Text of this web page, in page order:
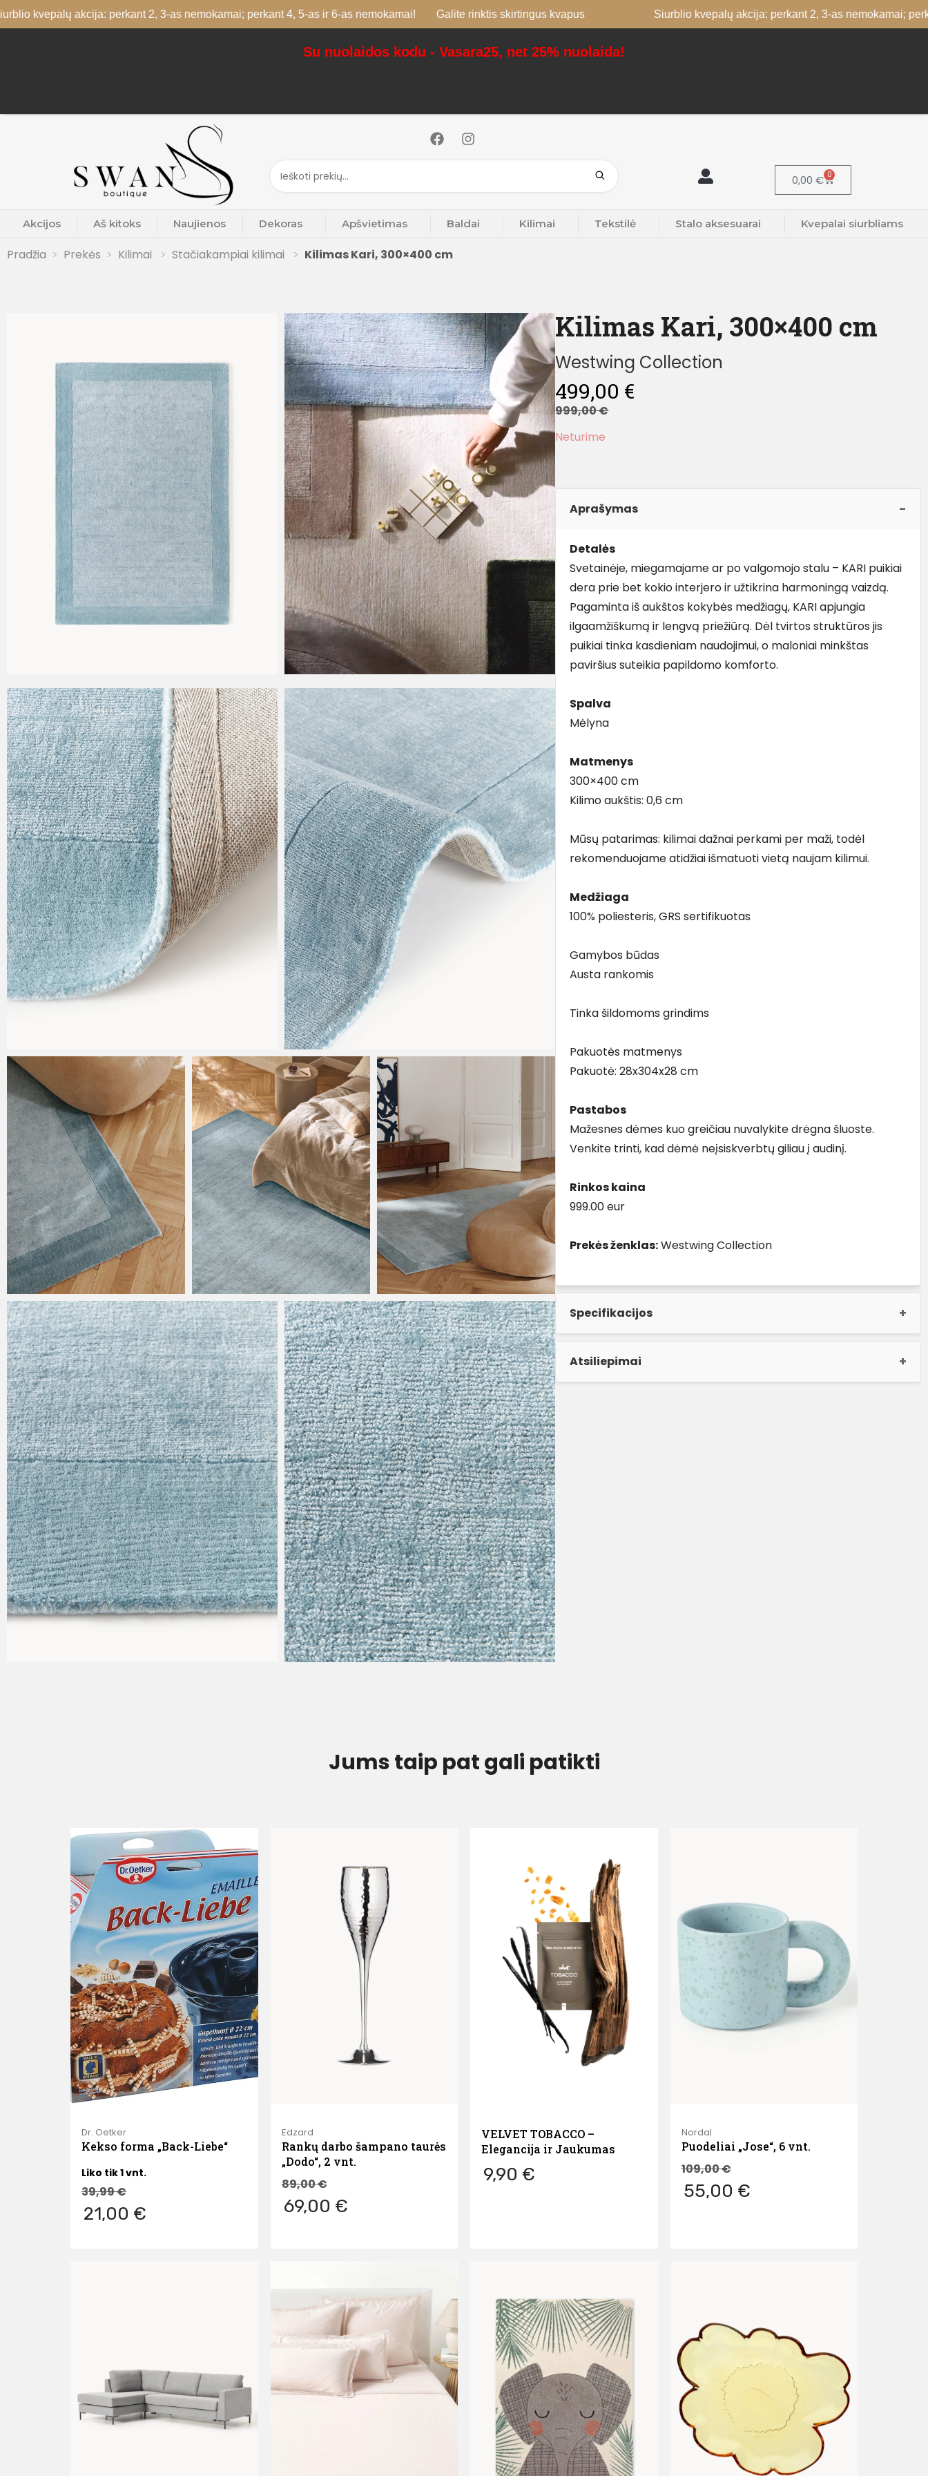
akcija: perkant 2, 3-as nemokamai; perkant 4, 5-as ir 6-as nemokamai! Galite rinktis skirtingus kvapus Siurblio kvepalų akcija: perkant 2, 3-as nemokamai; perkant 4, 5-
Su nuolaidos kodu - Vasara25, net 25% nuolaida!
0,00€ 0
Akcijos Aš kitoks Naujienos Dekoras Apšvietimas Baldai Kilimai Tekstilė Stalo aksesuarai Kvepalai siurbliams
Pradžia Prekės Kilimai Stačiakampiai kilimai Kilimas Kari, 300×400 cm
Kilimas Kari, 300×400 cm
Westwing Collection
499,00 €
999,00€
Neturime
Aprašymas
Detalės
Svetainėje, miegamajame ar po valgomojo stalu – KARI puikiai
dera prie bet kokio interjero ir užtikrina harmoningą vaizdą.
Pagaminta iš aukštos kokybės medžiagų, KARI apjungia
ilgaamžiškumą ir lengvą priežiūrą. Dėl tvirtos struktūros jis
puikiai tinka kasdieniam naudojimui, o maloniai minkštas
paviršius suteikia papildomo komforto.
Spalva
Mėlyna
Matmenys
300×400 cm
Kilimo aukštis: 0,6 cm
Mūsų patarimas: kilimai dažnai perkami per maži, todėl
rekomenduojame atidžiai išmatuoti vietą naujam kilimui.
Medžiaga
100% poliesteris, GRS sertifikuotas
Gamybos būdas
Austa rankomis
Tinka šildomoms grindims
Pakuotės matmenys
Pakuotė: 28x304x28 cm
Pastabos
Mažesnes dėmes kuo greičiau nuvalykite drėgna šluoste.
Venkite trinti, kad dėmė neįsiskverbtų giliau į audinį.
Rinkos kaina
999.00 eur
Prekės ženklas:Westwing Collection
Specifikacijos
Atsiliepimai
Jums taip pat gali patikti
Dr. Oetker
Kekso forma „Back-Liebe“
Liko tik 1 vnt.
39,99€
21,00 €
Edzard
Rankų darbo šampano taurės
„Dodo“, 2 vnt.
89,00€
69,00 €
VELVET TOBACCO –
Elegancija ir Jaukumas
9,90 €
Nordal
Puodeliai „Jose“, 6 vnt.
109,00€
55,00 €